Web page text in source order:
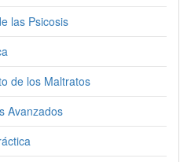
las Psicosis
de los Maltratos
Avanzados